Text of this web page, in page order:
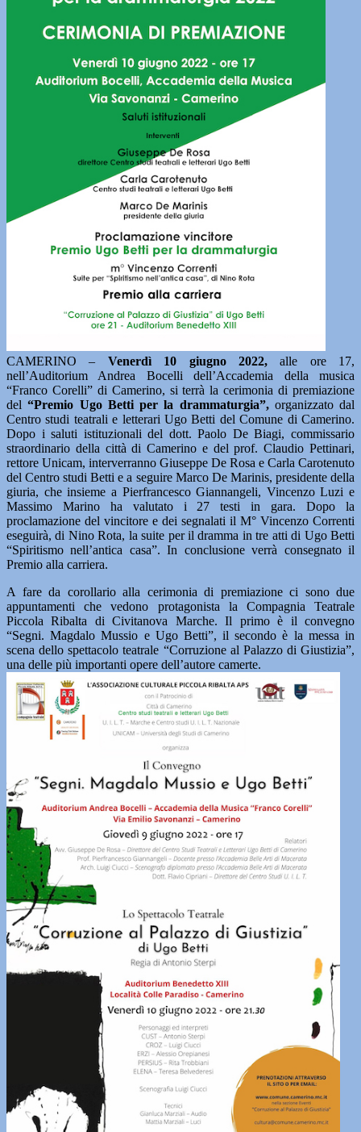
CAMERINO – Venerdì 10 giugno 2022,alle ore 17,
nell’Auditorium Andrea Bocelli dell’Accademia della musica
“Franco Corelli” di Camerino, si terrà la cerimonia di premiazione
del“Premio Ugo Betti per la drammaturgia”, organizzato dal
Centro studi teatrali e letterari Ugo Betti del Comune di Camerino.
Dopo i saluti istituzionali del dott. Paolo De Biagi, commissario
straordinario della città di Camerino e del prof. Claudio Pettinari,
rettore Unicam, interverranno Giuseppe De Rosa e Carla Carotenuto
del Centro studi Betti e a seguire Marco De Marinis, presidente della
giuria, che insieme a Pierfrancesco Giannangeli, Vincenzo Luzi e
Massimo Marino ha valutato i 27 testi in gara. Dopo la
proclamazione del vincitore e dei segnalati il M° Vincenzo Correnti
eseguirà, di Nino Rota, la suite per il dramma in tre atti di Ugo Betti
“Spiritismo nell’antica casa”. In conclusione verrà consegnato il
Premio alla carriera.
A fare da corollario alla cerimonia di premiazione ci sono due
appuntamenti che vedono protagonista la Compagnia Teatrale
Piccola Ribalta di Civitanova Marche. Il primo è il convegno
“Segni. Magdalo Mussio e Ugo Betti”, il secondo è la messa in
scena dello spettacolo teatrale “Corruzione al Palazzo di Giustizia”,
una delle più importanti opere dell’autore camerte.